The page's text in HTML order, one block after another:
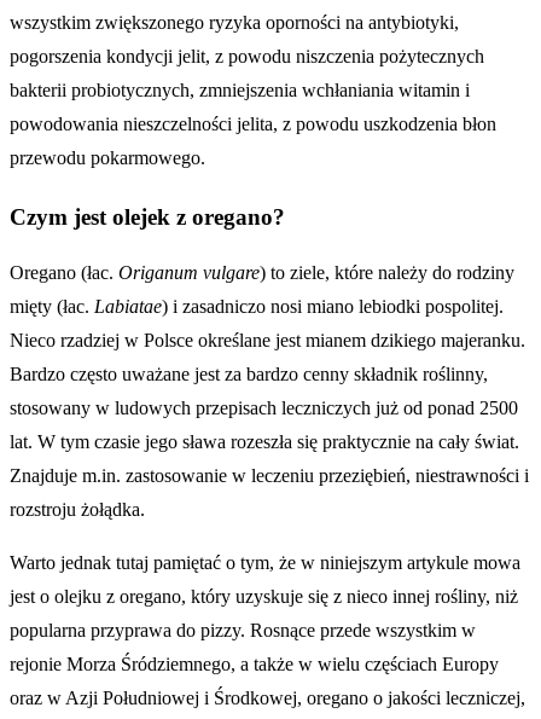
wszystkim zwiększonego ryzyka oporności na antybiotyki,
pogorszenia kondycji jelit, z powodu niszczenia pożytecznych
bakterii probiotycznych, zmniejszenia wchłaniania witamin i
powodowania nieszczelności jelita, z powodu uszkodzenia błon
przewodu pokarmowego.
Czym jest olejek z oregano?
Oregano (łac. Origanum vulgare) to ziele, które należy do rodziny
mięty (łac. Labiatae) i zasadniczo nosi miano lebiodki pospolitej.
Nieco rzadziej w Polsce określane jest mianem dzikiego majeranku.
Bardzo często uważane jest za bardzo cenny składnik roślinny,
stosowany w ludowych przepisach leczniczych już od ponad 2500
lat. W tym czasie jego sława rozeszła się praktycznie na cały świat.
Znajduje m.in. zastosowanie w leczeniu przeziębień, niestrawności i
rozstroju żołądka.
Warto jednak tutaj pamiętać o tym, że w niniejszym artykule mowa
jest o olejku z oregano, który uzyskuje się z nieco innej rośliny, niż
popularna przyprawa do pizzy. Rosnące przede wszystkim w
rejonie Morza Śródziemnego, a także w wielu częściach Europy
oraz w Azji Południowej i Środkowej, oregano o jakości leczniczej,